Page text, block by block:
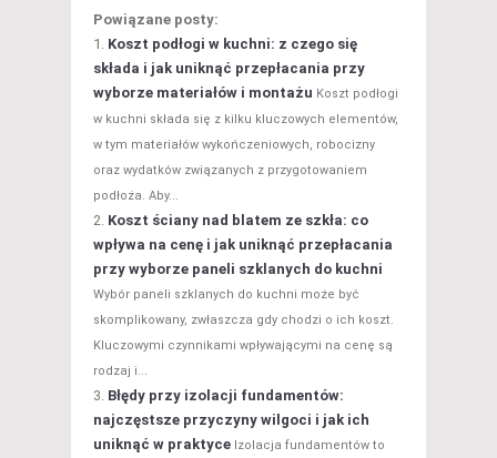
Powiązane posty:
Koszt podłogi w kuchni: z czego się
składa i jak uniknąć przepłacania przy
wyborze materiałów i montażu Koszt podłogi
w kuchni składa się z kilku kluczowych elementów,
w tym materiałów wykończeniowych, robocizny
oraz wydatków związanych z przygotowaniem
podłoża. Aby...
Koszt ściany nad blatem ze szkła: co
wpływa na cenę i jak uniknąć przepłacania
przy wyborze paneli szklanych do kuchni
Wybór paneli szklanych do kuchni może być
skomplikowany, zwłaszcza gdy chodzi o ich koszt.
Kluczowymi czynnikami wpływającymi na cenę są
rodzaj i...
Błędy przy izolacji fundamentów:
najczęstsze przyczyny wilgoci i jak ich
uniknąć w praktyce Izolacja fundamentów to